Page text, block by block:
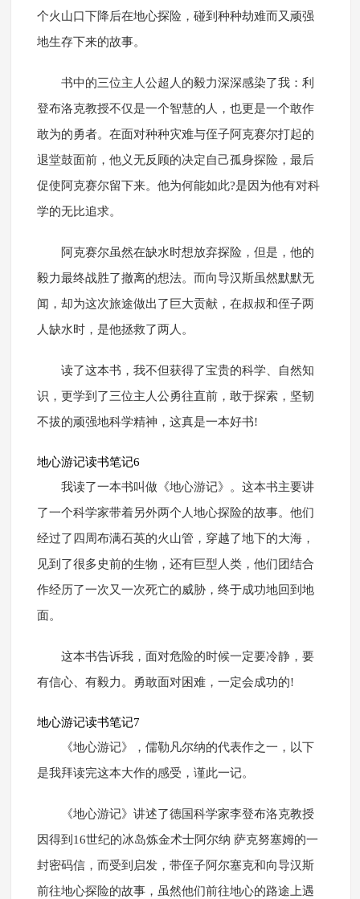
个火山口下降后在地心探险，碰到种种劫难而又顽强
地生存下来的故事。
书中的三位主人公超人的毅力深深感染了我：利
登布洛克教授不仅是一个智慧的人，也更是一个敢作
敢为的勇者。在面对种种灾难与侄子阿克赛尔打起的
退堂鼓面前，他义无反顾的决定自己孤身探险，最后
促使阿克赛尔留下来。他为何能如此?是因为他有对科
学的无比追求。
阿克赛尔虽然在缺水时想放弃探险，但是，他的
毅力最终战胜了撤离的想法。而向导汉斯虽然默默无
闻，却为这次旅途做出了巨大贡献，在叔叔和侄子两
人缺水时，是他拯救了两人。
读了这本书，我不但获得了宝贵的科学、自然知
识，更学到了三位主人公勇往直前，敢于探索，坚韧
不拔的顽强地科学精神，这真是一本好书!
地心游记读书笔记6
我读了一本书叫做《地心游记》。这本书主要讲
了一个科学家带着另外两个人地心探险的故事。他们
经过了四周布满石英的火山管，穿越了地下的大海，
见到了很多史前的生物，还有巨型人类，他们团结合
作经历了一次又一次死亡的威胁，终于成功地回到地
面。
这本书告诉我，面对危险的时候一定要冷静，要
有信心、有毅力。勇敢面对困难，一定会成功的!
地心游记读书笔记7
《地心游记》，儒勒凡尔纳的代表作之一，以下
是我拜读完这本大作的感受，谨此一记。
《地心游记》讲述了德国科学家李登布洛克教授
因得到16世纪的冰岛炼金术士阿尔纳 萨克努塞姆的一
封密码信，而受到启发，带侄子阿尔塞克和向导汉斯
前往地心探险的故事，虽然他们前往地心的路途上遇